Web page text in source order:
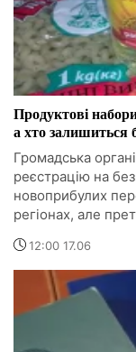
Продуктові
а хто залишиться
Громадська
реєстрацію на
новоприбулих
регіонах, але
12:00 17.06